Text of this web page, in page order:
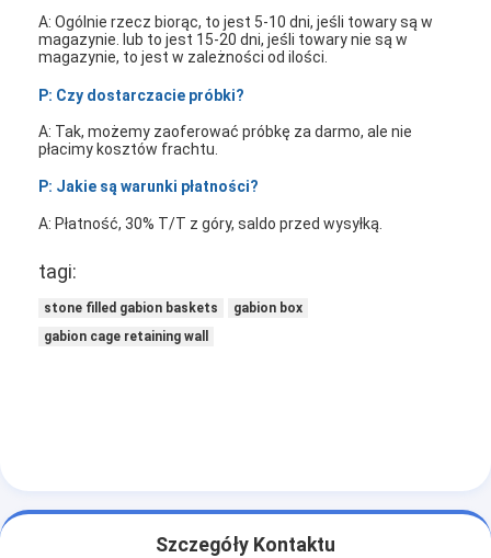
A: Ogólnie rzecz biorąc, to jest 5-10 dni, jeśli towary są w
magazynie. lub to jest 15-20 dni, jeśli towary nie są w
magazynie, to jest w zależności od ilości.
P: Czy dostarczacie próbki?
A: Tak, możemy zaoferować próbkę za darmo, ale nie
płacimy kosztów frachtu.
P: Jakie są warunki płatności?
A: Płatność, 30% T/T z góry, saldo przed wysyłką.
tagi:
stone filled gabion baskets
gabion box
gabion cage retaining wall
Szczegóły Kontaktu